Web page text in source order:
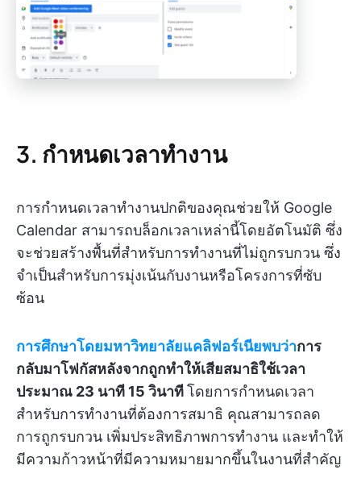
3. กำหนดเวลาทำงาน
การกำหนดเวลาทำงานปกติของคุณช่วยให้ Google
Calendar สามารถบล็อกเวลาเหล่านี้โดยอัตโนมัติ ซึ่ง
จะช่วยสร้างพื้นที่สำหรับการทำงานที่ไม่ถูกรบกวน ซึ่ง
จำเป็นสำหรับการมุ่งเน้นกับงานหรือโครงการที่ซับ
ซ้อน
การศึกษาโดยมหาวิทยาลัยแคลิฟอร์เนียพบว่าการ
กลับมาโฟกัสหลังจากถูกทำให้เสียสมาธิใช้เวลา
ประมาณ 23 นาที 15 วินาทีโดยการกำหนดเวลา
สำหรับการทำงานที่ต้องการสมาธิ คุณสามารถลด
การถูกรบกวน เพิ่มประสิทธิภาพการทำงาน และทำให้
มีความก้าวหน้าที่มีความหมายมากขึ้นในงานที่สำคัญ